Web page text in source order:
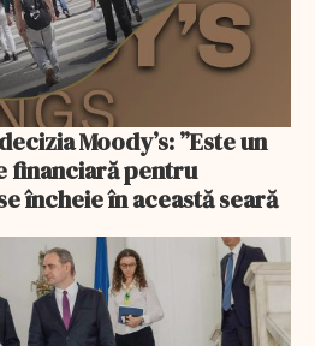
Moody’s: ”Este un
financiară pentru
încheie în această seară